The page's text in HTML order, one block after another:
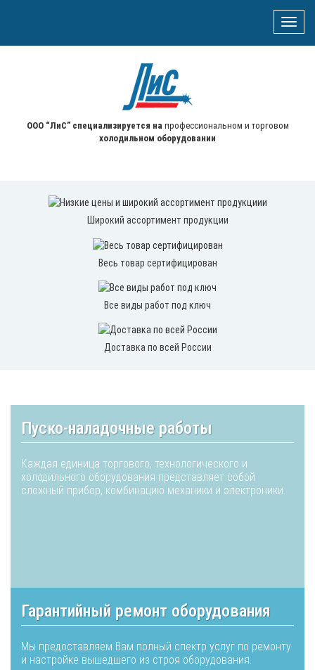
Toggle
ООО “ЛиС” специализируется на профессиональном и торговом
холодильном оборудовании
Широкий ассортимент продукции
Весь товар сертифицирован
Все виды работ под ключ
Доставка по всей России
Пуско-наладочные работы
Каждая единица торгового, технологического и
холодильного оборудования представляет собой
сложный прибор, комбинацию механики и электроники.
Гарантийный ремонт оборудования
Мы предоставляем Вам полный спектр услуг по ремонту
и настройке вышедшего из строя оборудования.